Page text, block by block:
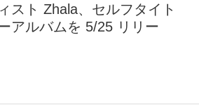
スト Zhala、セルフタイト
アルバムを 5/25 リリー